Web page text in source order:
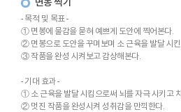
- 목적 및 목표 -
① 면봉에 물감을 묻혀 예쁘게 도안에 찍어본다.
② 면봉으로 도안을 꾸며보며 소 근육을 발달 시킨
③ 작품을 완성 시켜보고 감상해본다.
- 기대 효과 -
① 소 근육을 발달 시킴으로써 뇌를 자극 시키고
② 멋진 작품을 완성시켜 성취감을 만끽한다.